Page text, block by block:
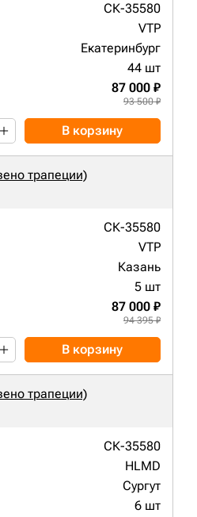
СК-35580
VTP
Екатеринбург
44 шт
87 000 ₽
93 500 ₽
В корзину
трапеции)
СК-35580
VTP
Казань
5 шт
87 000 ₽
94 395 ₽
В корзину
трапеции)
СК-35580
HLMD
Сургут
6 шт